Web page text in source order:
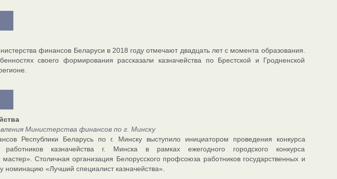
финансов Беларуси в 2018 году отмечают двадцать лет с момента образования.
своего формирования рассказали казначейства по Брестской и Гродненской
Министерства финансов по г. Минску
Республики Беларусь по г. Минску выступило инициатором проведения конкурса
работников казначейства г. Минска в рамках ежегодного городского конкурса
Столичная организация Белорусского профсоюза работников государственных и
номинацию «Лучший специалист казначейства».